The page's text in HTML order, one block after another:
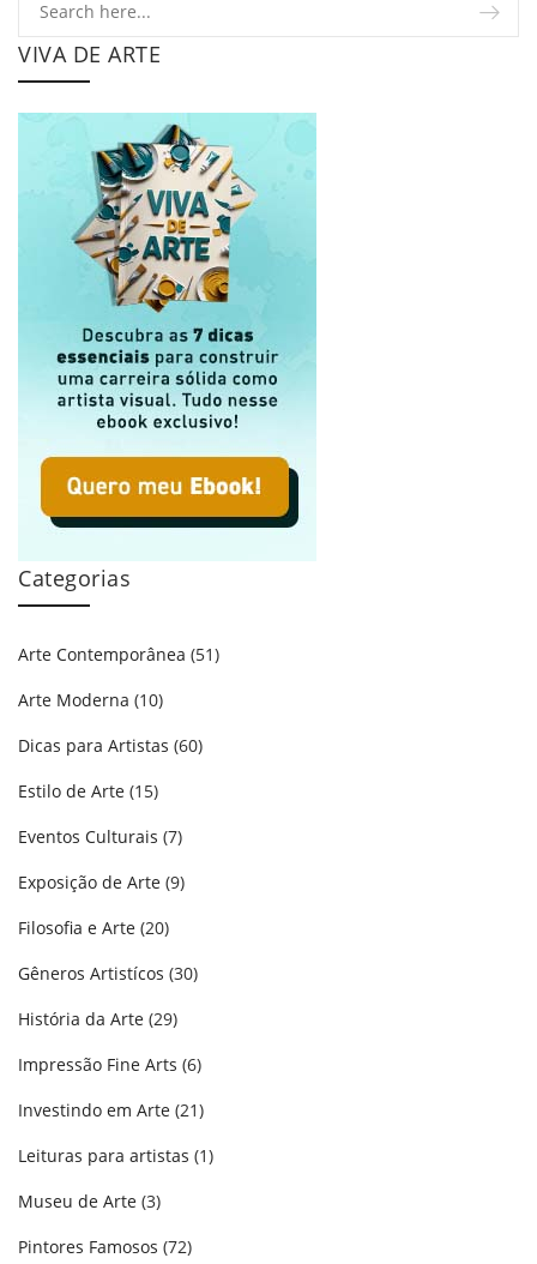
VIVA DE ARTE
Categorias
Arte Contemporânea (51)
Arte Moderna (10)
Dicas para Artistas (60)
Estilo de Arte (15)
Eventos Culturais (7)
Exposição de Arte (9)
Filosofia e Arte (20)
Gêneros Artistícos (30)
História da Arte (29)
Impressão Fine Arts (6)
Investindo em Arte (21)
Leituras para artistas (1)
Museu de Arte (3)
Pintores Famosos (72)